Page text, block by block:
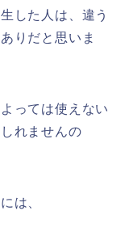
した人は、違う
りだと思いま
っては使えない
れませんの
は、